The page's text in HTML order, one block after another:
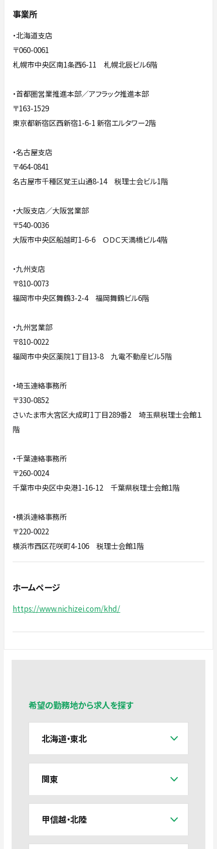
事業所
・北海道支店
〒060-0061
札幌市中央区南1条西6-11 札幌北辰ビル6階
・首都圏営業推進本部／アフラック推進本部
〒163-1529
東京都新宿区西新宿1-6-1 新宿エルタワー2階
・名古屋支店
〒464-0841
名古屋市千種区覚王山通8-14 税理士会ビル1階
・大阪支店／大阪営業部
〒540-0036
大阪市中央区船越町1-6-6 ＯＤＣ天満橋ビル4階
・九州支店
〒810-0073
福岡市中央区舞鶴3-2-4 福岡舞鶴ビル6階
・九州営業部
〒810-0022
福岡市中央区薬院1丁目13-8 九電不動産ビル5階
・埼玉連絡事務所
〒330-0852
さいたま市大宮区大成町1丁目289番2 埼玉県税理士会館１
階
・千葉連絡事務所
〒260-0024
千葉市中央区中央港1-16-12 千葉県税理士会館1階
・横浜連絡事務所
〒220-0022
横浜市西区花咲町4-106 税理士会館1階
ホームページ
https://www.nichizei.com/khd/
希望の勤務地から求人を探す
北海道・東北
関東
甲信越・北陸